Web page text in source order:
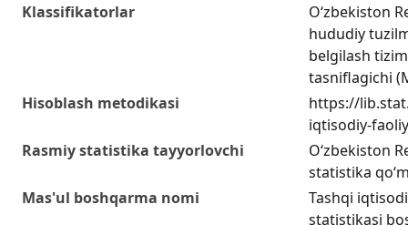
Klassifikatorlar
O‘zbekiston
hududiy
belgilash
tasniflagichi
Hisoblash metodikasi
https://
iqtisodiy-
Rasmiy statistika tayyorlovchi
O‘zbekiston
statistika
Mas'ul boshqarma nomi
Tashqi
statistikasi